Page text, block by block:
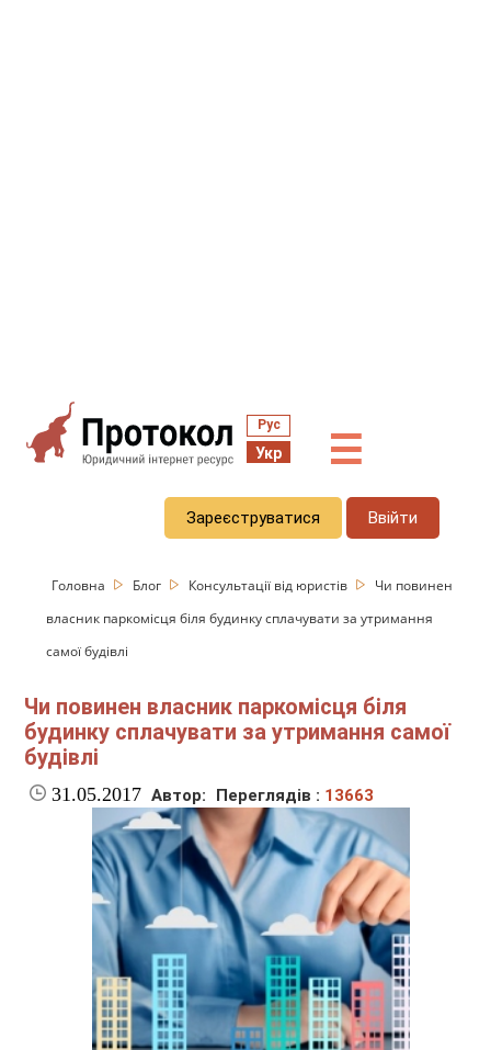
Рус
Укр ☰
Зареєструватися Ввійти
Головна Блог Консультації від юристів
Чи повинен
власник паркомісця біля будинку сплачувати за утримання
самої будівлі
Чи повинен власник паркомісця біля
будинку сплачувати за утримання самої
будівлі
31.05.2017 Автор: Переглядів : 13663